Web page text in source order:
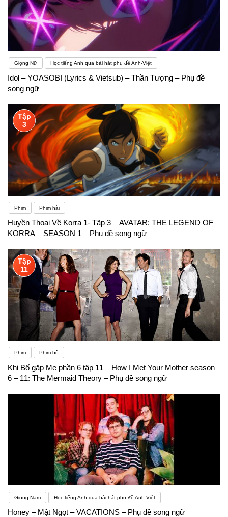
Giọng Nữ Học tiếng Anh qua bài hát phụ đề Anh-Việt
Idol – YOASOBI (Lyrics & Vietsub) – Thần Tượng – Phụ đề
song ngữ
Tập
3
Phim Phim hài
Huyền Thoại Về Korra 1- Tập 3 – AVATAR: THE LEGEND OF
KORRA – SEASON 1 – Phụ đề song ngữ
Tập
11
Phim Phim bộ
Khi Bố gặp Mẹ phần 6 tập 11 – How I Met Your Mother season
6 – 11: The Mermaid Theory – Phụ đề song ngữ
Giọng Nam Học tiếng Anh qua bài hát phụ đề Anh-Việt
Honey – Mật Ngọt – VACATIONS – Phụ đề song ngữ